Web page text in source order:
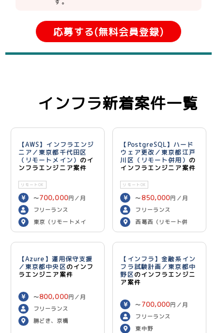
す。
応募する(無料会員登録)
インフラ新着案件一覧
【AWS】インフラエンジ
ニア／東京都千代田区
（リモートメイン） のイ
ンフラエンジニア案件
リモートOK
〜700,000円／月
フリーランス
東京（リモートメイ
ン）
【PostgreSQL】ハード
ウェア更改／東京都江戸
川区（リモート併用） の
インフラエンジニア案件
リモートOK
〜 850,000円／月
フリーランス
西葛西（リモート併
用）
【Azure】運用保守支援
／東京都中央区のインフ
ラエンジニア案件
〜800,000円／月
フリーランス
勝どき、京橋
【インフラ】金融系イン
フラ試験計画／東京都中
野区のインフラエンジニ
ア案件
〜 700,000円／月
フリーランス
東中野